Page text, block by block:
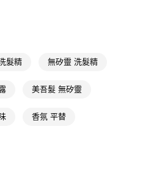
不需儲值。
款。
」後，將跳轉至「AFTEE先享後付」
通知簡訊。
，方視為交易完成。
繳費，但若您需要取消訂單，請聯絡
」之結帳頁面顯示為準，若有關於
運費
髮精 無矽靈 洗髮精
美吾髮 無矽靈
香氛 平替